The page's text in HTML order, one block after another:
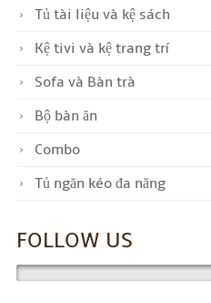
Tủ tài liệu và kệ sách
Kệ tivi và kệ trang trí
Sofa và Bàn trà
Bộ bàn ăn
Combo
Tủ ngăn kéo đa năng
FOLLOW US